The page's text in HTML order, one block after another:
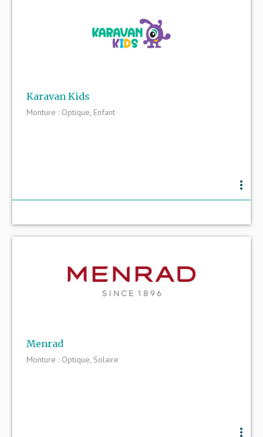
Karavan Kids
Monture : Optique, Enfant
more_vert
Menrad
Monture : Optique, Solaire
more_vert